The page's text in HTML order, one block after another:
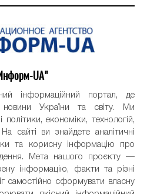
UA"
інформаційний портал, де
новини України та світу. Ми
економіки, технологій,
сайті ви знайдете аналітичні
та корисну інформацію про
Мета нашого проєкту —
інформацію, факти та різні
самостійно сформувати власну